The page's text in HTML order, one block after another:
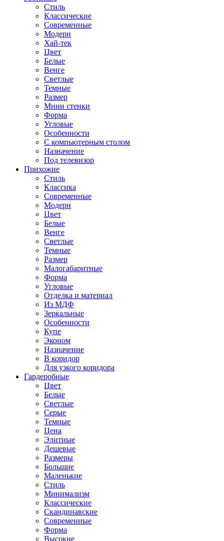
Стиль
Классические
Современные
Модерн
Хай-тек
Цвет
Белые
Венге
Светлые
Темные
Размер
Мини стенки
Форма
Угловые
Особенности
С компьютерным столом
Назначение
Под телевизор
Прихожие
Стиль
Классика
Современные
Модерн
Цвет
Белые
Венге
Светлые
Темные
Размер
Малогабаритные
Форма
Угловые
Отделка и материал
Из МДФ
Зеркальные
Особенности
Купе
Эконом
Назначение
В коридор
Для узкого коридора
Гардеробные
Цвет
Белые
Светлые
Серые
Темные
Цена
Элитные
Дешевые
Размеры
Большие
Маленькие
Стиль
Минимализм
Классические
Скандинавские
Современные
Форма
Высокие